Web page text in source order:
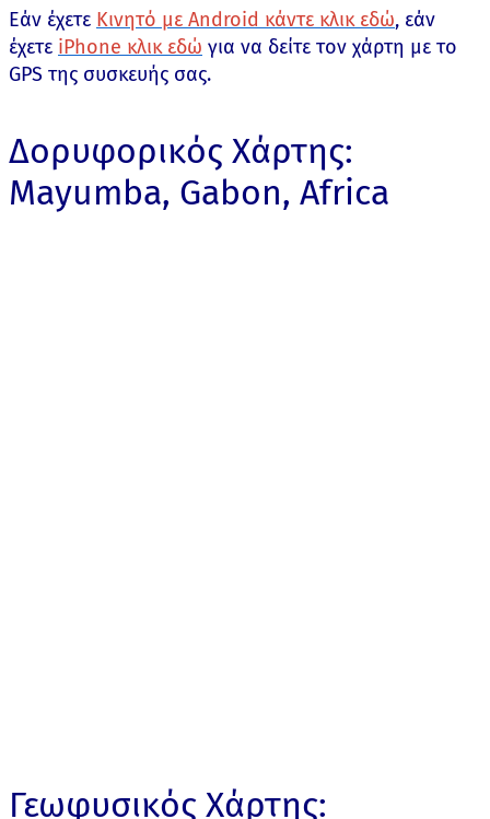
Εάν έχετε Κινητό με Android κάντε κλικ εδώ, εάν
έχετε iPhone κλικ εδώ για να δείτε τον χάρτη με το
GPS της συσκευής σας.
Δορυφορικός Χάρτης:
Mayumba, Gabon, Africa
Γεωφυσικός Χάρτης: